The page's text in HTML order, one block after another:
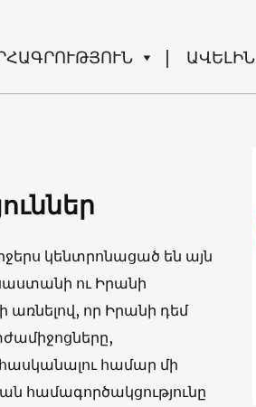
ԱՎԵԼԻՆ
կենտրոնացած են այն
ու Իրանի
առնելով, որ Իրանի դեմ
համար մի
համագործակցությունը